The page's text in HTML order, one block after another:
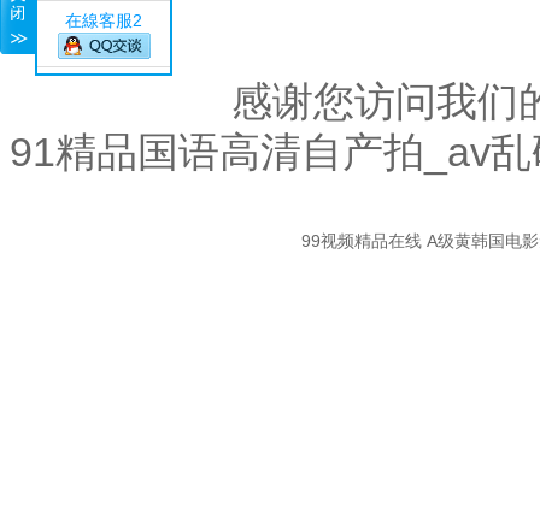
在線客服2
感谢您访问我们
91精品国语高清自产拍_av
99视频精品在线 A级黄韩国电